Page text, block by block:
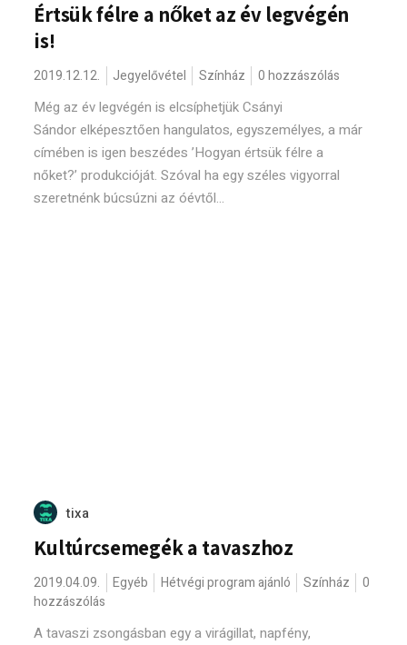
Értsük félre a nőket az év legvégén
is!
2019.12.12. Jegyelővétel Színház 0 hozzászólás
Még az év legvégén is elcsíphetjük Csányi
Sándor elképesztően hangulatos, egyszemélyes, a már
címében is igen beszédes ’Hogyan értsük félre a
nőket?’ produkcióját. Szóval ha egy széles vigyorral
szeretnénk búcsúzni az óévtől...
tixa
Kultúrcsemegék a tavaszhoz
2019.04.09. Egyéb Hétvégi program ajánló Színház
0
hozzászólás
A tavaszi zsongásban egy a virágillat, napfény,